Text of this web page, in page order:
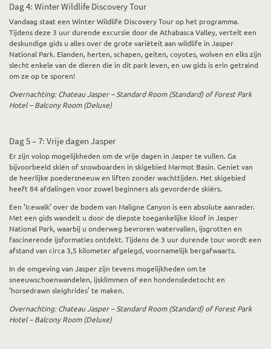
Dag 4: Winter Wildlife Discovery Tour
Vandaag staat een Winter Wildlife Discovery Tour op het programma.
Tijdens deze 3 uur durende excursie door de Athabasca Valley, vertelt een
deskundige gids u alles over de grote variëteit aan wildlife in Jasper
National Park. Elanden, herten, schapen, geiten, coyotes, wolven en elks zijn
slecht enkele van de dieren die in dit park leven, en uw gids is erin getraind
om ze op te sporen!
Overnachting: Chateau Jasper – Standard Room (Standard) of Forest Park
Hotel – Balcony Room (Deluxe)
Dag 5 – 7: Vrije dagen Jasper
Er zijn volop mogelijkheden om de vrije dagen in Jasper te vullen. Ga
bijvoorbeeld skiën of snowboarden in skigebied Marmot Basin. Geniet van
de heerlijke poedersneeuw en liften zonder wachttijden. Het skigebied
heeft 84 afdalingen voor zowel beginners als gevorderde skiërs.
Een ‘Icewalk’ over de bodem van Maligne Canyon is een absolute aanrader.
Met een gids wandelt u door de diepste toegankelijke kloof in Jasper
National Park, waarbij u onderweg bevroren watervallen, ijsgrotten en
fascinerende ijsformaties ontdekt. Tijdens de 3 uur durende tour wordt een
afstand van circa 3,5 kilometer afgelegd, voornamelijk bergafwaarts.
In de omgeving van Jasper zijn tevens mogelijkheden om te
sneeuwschoenwandelen, ijsklimmen of een hondensledetocht en
‘horsedrawn sleighrides’ te maken.
Overnachting: Chateau Jasper – Standard Room (Standard) of Forest Park
Hotel – Balcony Room (Deluxe)